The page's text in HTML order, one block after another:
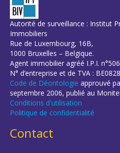
Autorité de surveillance : Institut
Immobiliers
Rue de Luxembourg, 16B,
1000 Bruxelles – Belgique.
Agent immobilier agréé I.P.I.
N° d’entreprise et de TVA :
Code de Déontologie approuvé
septembre 2006, publié au
Conditions d'utilisation
Politique de confidentialité
Contact